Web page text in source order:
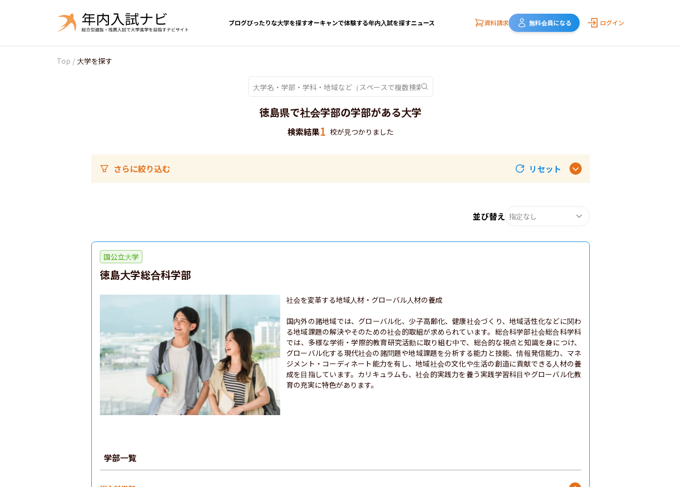
ブログぴったりな大学を探すオーキャンで体験する年内入試を探すニュース 資料請求 無料会員になる ログイン
Top / 大学を探す
徳島県で社会学部の学部がある大学
検索結果1 校が見つかりました
さらに絞り込む リセット
並び替え 指定なし
国公立大学
徳島大学総合科学部
社会を変革する地域人材・グローバル人材の養成
国内外の諸地域では、グローバル化、少子高齢化、健康社会づくり、地域活性化などに関わ
る地域課題の解決やそのための社会的取組が求められています。総合科学部社会総合科学科
では、多様な学術・学際的教育研究活動に取り組む中で、総合的な視点と知識を身につけ、
グローバル化する現代社会の諸問題や地域課題を分析する能力と技能、情報発信能力、マネ
ジメント・コーディネート能力を有し、地域社会の文化や生活の創造に貢献できる人材の養
成を目指しています。カリキュラムも、社会的実践力を養う実践学習科目やグローバル化教
育の充実に特色があります。
学部一覧